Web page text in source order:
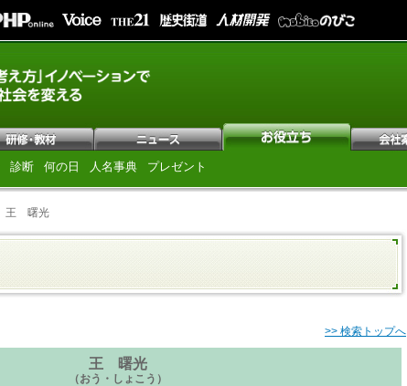
診断 何の日 人名事典 プレゼント
王 曙光
>> 検索トップへ
王 曙光
（おう・しょこう）